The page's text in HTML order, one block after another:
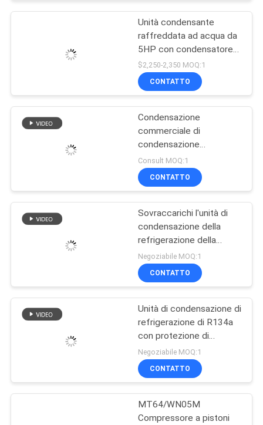
CASI
RICHIEDA
MAPPA
POLITICA
SULLA
PRIVACY
Unità condensante
raffreddata ad acqua da
5HP con condensatore a
fascio tubiero ad acqua
di mare per cella
frigorifera 220V 3PH
$2,250-2,350 MOQ:1
CONTATTO
Condensazione
commerciale di
condensazione
raffreddata ad acqua di
condensazione
ultrabassa dell'unità
della stanza fresca della
cascata di temperatura
Consult MOQ:1
CONTATTO
Sovraccarichi l'unità di
condensazione della
refrigerazione della
protezione di
evaporatore e di
condensatore
Negoziabile MOQ:1
CONTATTO
Unità di condensazione di
refrigerazione di R134a
con protezione di
inversione di fase
Negoziabile MOQ:1
CONTATTO
MT64/WN05M
Compressore a pistoni